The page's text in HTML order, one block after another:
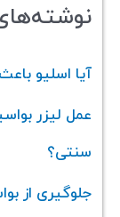
آیا اسلیو
عمل لیزر
سنتی؟
جلوگیری از